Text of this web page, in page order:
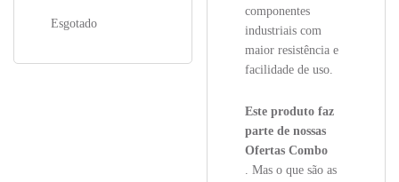
Esgotado
componentes
industriais com
maior resistência e
facilidade de uso.
Este produto faz
parte de nossas
Ofertas Combo
. Mas o que são as